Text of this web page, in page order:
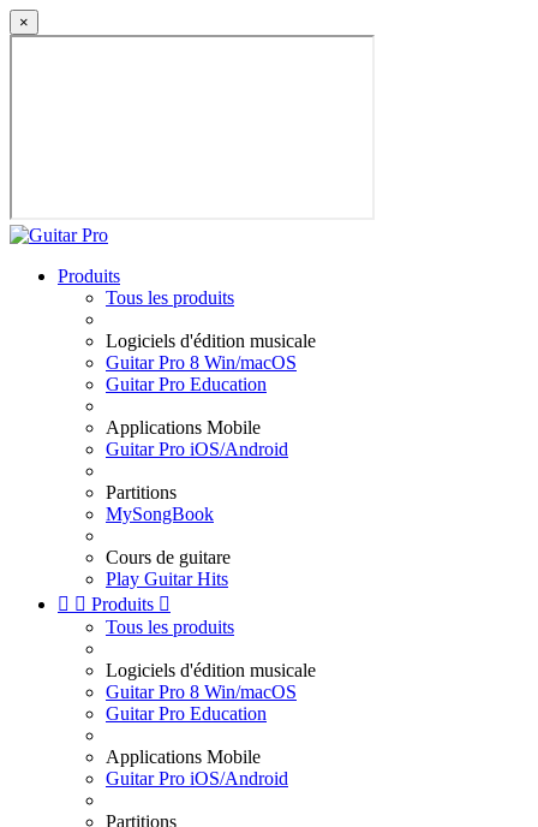
×
Produits
Tous les produits
Logiciels d'édition musicale
Guitar Pro 8 Win/macOS
Guitar Pro Education
Applications Mobile
Guitar Pro iOS/Android
Partitions
MySongBook
Cours de guitare
Play Guitar Hits
  Produits 
Tous les produits
Logiciels d'édition musicale
Guitar Pro 8 Win/macOS
Guitar Pro Education
Applications Mobile
Guitar Pro iOS/Android
Partitions